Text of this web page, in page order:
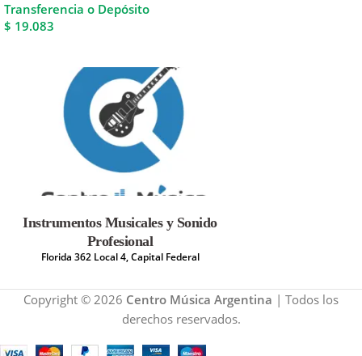
Transferencia o Depósito
$ 19.083
Instrumentos Musicales y Sonido
Profesional
Florida 362 Local 4, Capital Federal
Copyright © 2026 Centro Música Argentina | Todos los
derechos reservados.